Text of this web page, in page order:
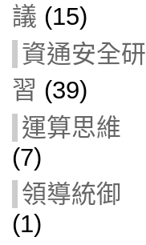
議 (15)
資通安全研
習 (39)
運算思維
(7)
領導統御
(1)